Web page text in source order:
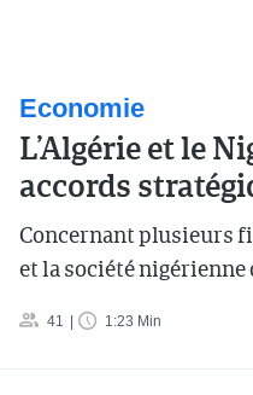
Economie
L’Algérie et le
accords
Concernant plusieurs
et la société nigérienne
41 1:23 Min